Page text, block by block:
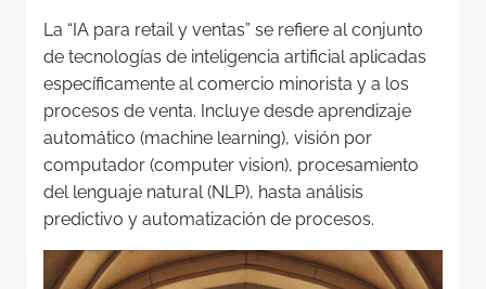
La “IA para retail y ventas” se refiere al conjunto
de tecnologías de inteligencia artificial aplicadas
específicamente al comercio minorista y a los
procesos de venta. Incluye desde aprendizaje
automático (machine learning), visión por
computador (computer vision), procesamiento
del lenguaje natural (NLP), hasta análisis
predictivo y automatización de procesos.